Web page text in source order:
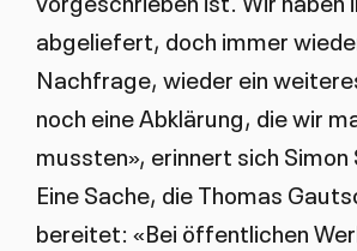
abgeliefert, doch immer
Nachfrage, wieder ein
noch eine Abklärung, die wir
mussten», erinnert sich Simon
Eine Sache, die Thomas
bereitet: «Bei öffentlichen